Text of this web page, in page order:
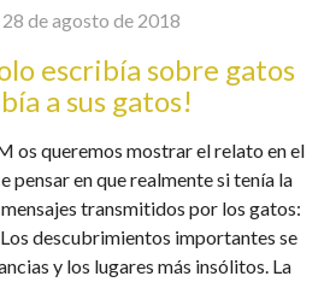
de agosto de 2018
escribía sobre gatos
a sus gatos!
os queremos mostrar el relato en el
pensar en que realmente si tenía la
transmitidos por los gatos:
descubrimientos importantes se
y los lugares más insólitos. La